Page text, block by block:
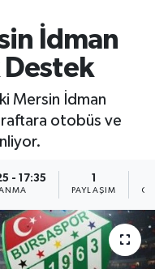
İdman
Destek
Mersin İdman
otobüs ve
- 17:35
PAYLAŞIM